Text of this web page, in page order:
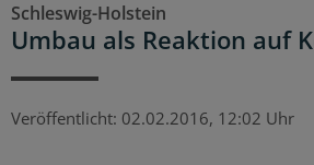
Schleswig-Holstein
Umbau als Reaktion auf
Veröffentlicht: 02.02.2016, 12:02 Uhr